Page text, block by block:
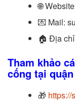
🌐
💌 Mail:
🏠 Địa
Tham khảo
cống tại
🎁